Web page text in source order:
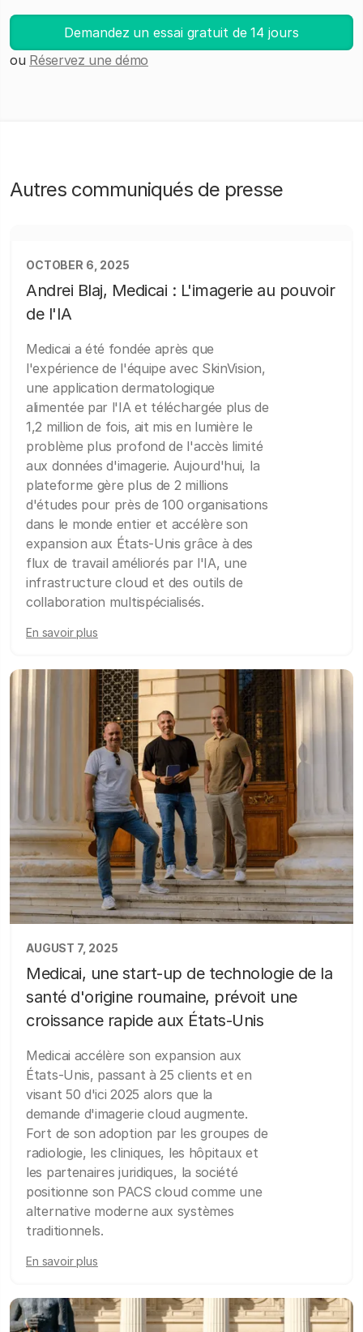
Demandez un essai gratuit de 14 jours
ou Réservez une démo
Autres communiqués de presse
OCTOBER 6, 2025
Andrei Blaj, Medicai : L'imagerie au pouvoir
de l'IA
Medicai a été fondée après que
l'expérience de l'équipe avec SkinVision,
une application dermatologique
alimentée par l'IA et téléchargée plus de
1,2 million de fois, ait mis en lumière le
problème plus profond de l'accès limité
aux données d'imagerie. Aujourd'hui, la
plateforme gère plus de 2 millions
d'études pour près de 100 organisations
dans le monde entier et accélère son
expansion aux États-Unis grâce à des
flux de travail améliorés par l'IA, une
infrastructure cloud et des outils de
collaboration multispécialisés.
En savoir plus
AUGUST 7, 2025
Medicai, une start-up de technologie de la
santé d'origine roumaine, prévoit une
croissance rapide aux États-Unis
Medicai accélère son expansion aux
États-Unis, passant à 25 clients et en
visant 50 d'ici 2025 alors que la
demande d'imagerie cloud augmente.
Fort de son adoption par les groupes de
radiologie, les cliniques, les hôpitaux et
les partenaires juridiques, la société
positionne son PACS cloud comme une
alternative moderne aux systèmes
traditionnels.
En savoir plus